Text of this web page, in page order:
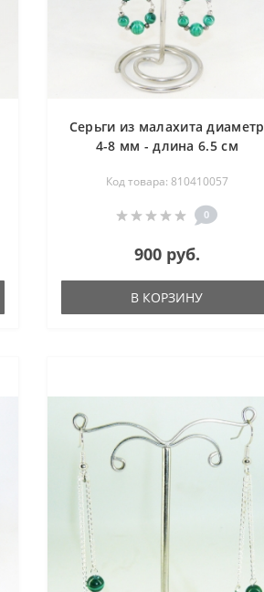
Серьги из малахита диаметр
4-8 мм - длина 6.5 см
Код товара: 810410057
0
900 руб.
В КОРЗИНУ